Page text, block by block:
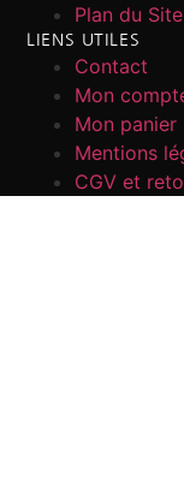
Plan du Site
LIENS UTILES
Contact
Mon
Mon panier
Mentions
CGV et